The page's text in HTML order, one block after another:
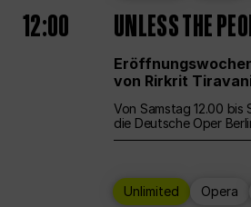
12:00 UNLESS THE
von Rirkrit
Von Samstag 12.00 bis
die Deutsche Oper
Unlimited Opera